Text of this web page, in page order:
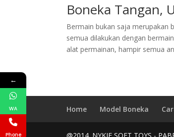
Boneka Tangan,
Bermain bukan saja merupakan
semua dilakukan dengan
alat permainan, hampir semua
Home Model Boneka
←
WA
Phone